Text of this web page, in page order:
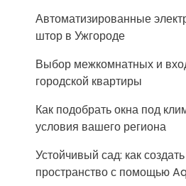
Автоматизированные
штор в Ужгороде
Выбор межкомнатных и
городской квартиры
Как подобрать окна под
условия вашего региона
Устойчивый сад: как
пространство с помощью